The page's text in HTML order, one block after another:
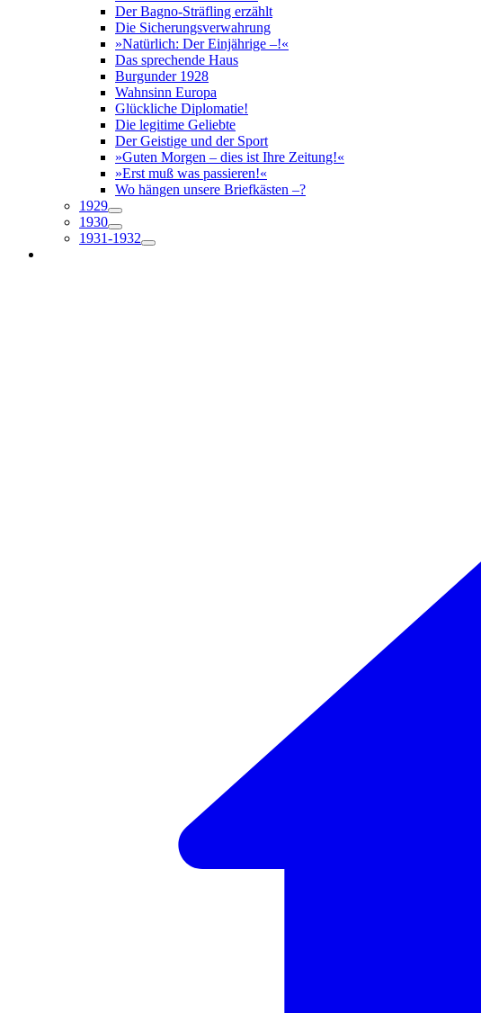
Der Bagno-Sträfling erzählt
Die Sicherungsverwahrung
»Natürlich: Der Einjährige –!«
Das sprechende Haus
Burgunder 1928
Wahnsinn Europa
Glückliche Diplomatie!
Die legitime Geliebte
Der Geistige und der Sport
»Guten Morgen – dies ist Ihre Zeitung!«
»Erst muß was passieren!«
Wo hängen unsere Briefkästen –?
1929
1930
1931-1932